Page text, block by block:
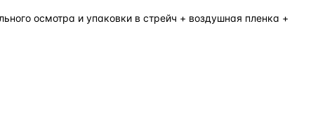
осмотра и упаковки в стрейч + воздушная пленка +